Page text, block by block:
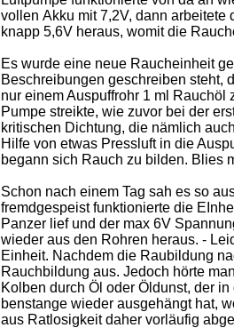
vollen Akku mit 7,2V, dann arbeitete
knapp 5,6V heraus, womit die
Es wurde eine neue Raucheinheit
Beschreibungen geschreiben steht,
nur einem Auspuffrohr 1 ml
Pumpe streikte, wie zuvor bei der
kritischen Dichtung, die nämlich
Hilfe von etwas Pressluft in die
begann sich Rauch zu bilden. Blies
Schon nach einem Tag sah es so
fremdgespeist funktionierte die
Panzer lief und der max 6V
wieder aus den Rohren heraus. -
Einheit. Nachdem die Raubildung
Rauchbildung aus. Jedoch hörte
Kolben durch Öl oder Öldunst, der
benstange wieder ausgehängt hat,
aus Ratlosigkeit daher vorläufig